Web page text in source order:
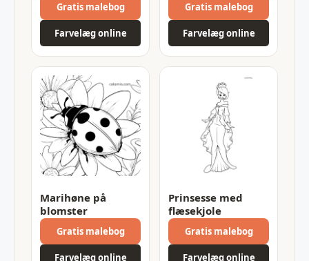
Gratis malebog
Farvelæg online
Gratis malebog
Farvelæg online
Marihøne på
blomster
Gratis malebog
Farvelæg online
Prinsesse med
flæsekjole
Gratis malebog
Farvelæg online